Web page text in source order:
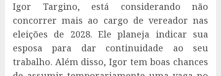
Igor Targino, está considerando não
concorrer mais ao cargo de vereador nas
eleições de 2028. Ele planeja indicar sua
esposa para dar continuidade ao seu
trabalho. Além disso, Igor tem boas chances